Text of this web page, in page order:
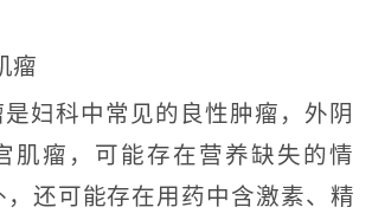
瘤
妇科中常见的良性肿瘤，外阴
肌瘤，可能存在营养缺失的情
，还可能存在用药中含激素、精